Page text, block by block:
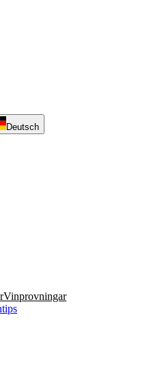
Deutsch
Vinprovningar